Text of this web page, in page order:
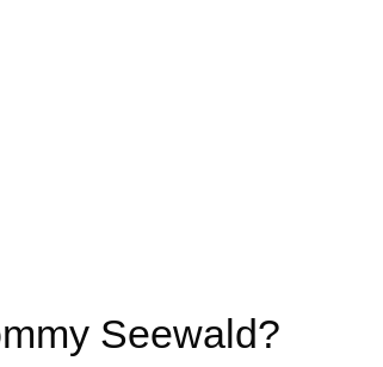
Seewald?